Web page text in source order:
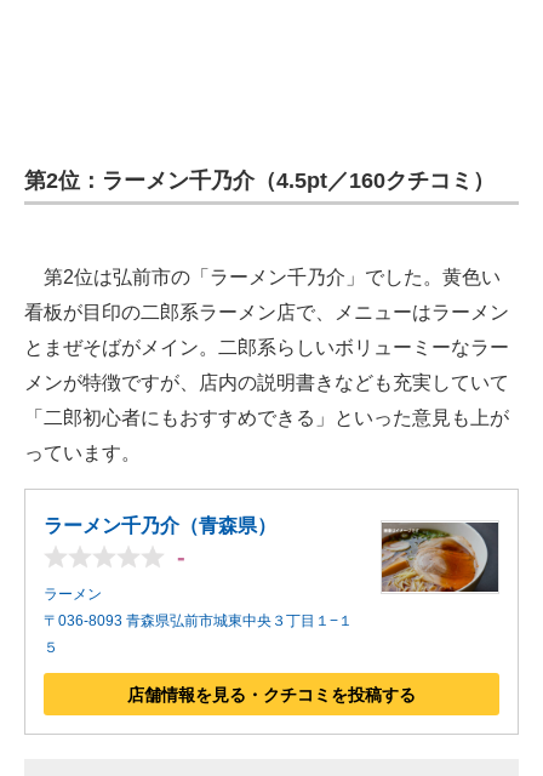
第2位：ラーメン千乃介（4.5pt／160クチコミ）
第2位は弘前市の「ラーメン千乃介」でした。黄色い
看板が目印の二郎系ラーメン店で、メニューはラーメン
とまぜそばがメイン。二郎系らしいボリューミーなラー
メンが特徴ですが、店内の説明書きなども充実していて
「二郎初心者にもおすすめできる」といった意見も上が
っています。
ラーメン千乃介（青森県）
-
ラーメン
〒036-8093 青森県弘前市城東中央３丁目１−１
５
店舗情報を見る・クチコミを投稿する